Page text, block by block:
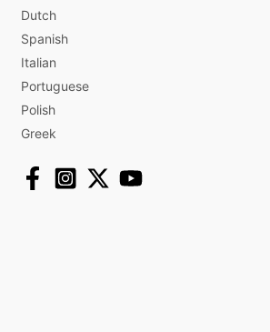
Dutch
Spanish
Italian
Portuguese
Polish
Greek